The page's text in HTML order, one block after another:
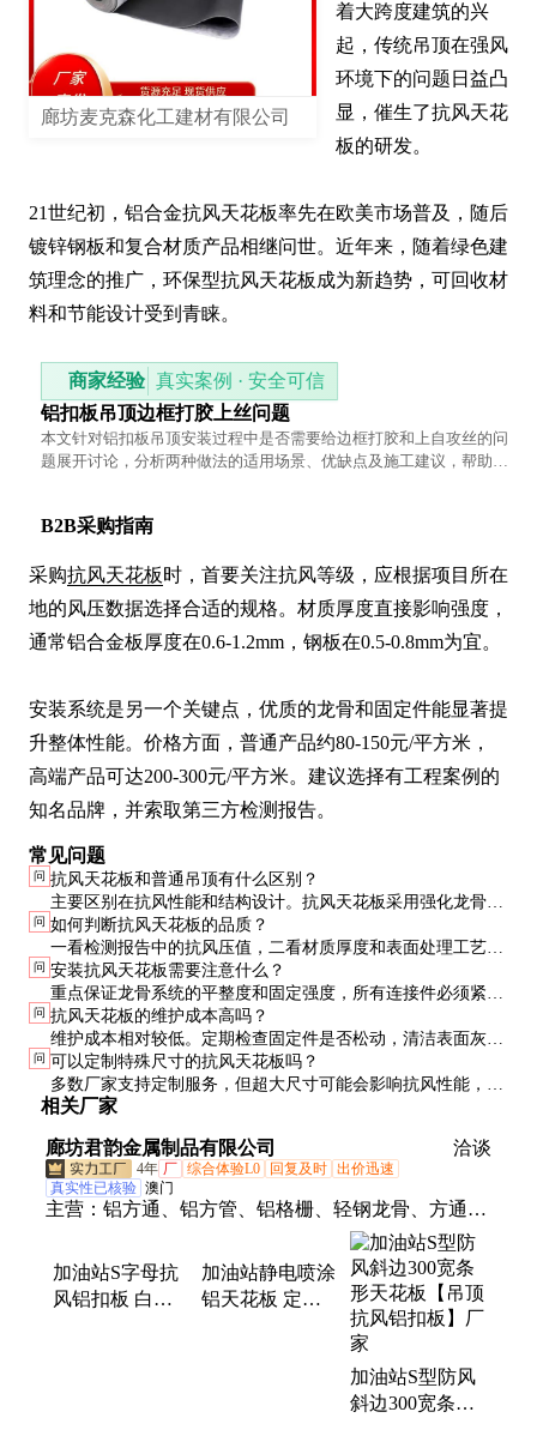
廊坊麦克森化工建材有限公司
着大跨度建筑的兴
起，传统吊顶在强风
环境下的问题日益凸
显，催生了抗风天花
板的研发。
21世纪初，铝合金抗风天花板率先在欧美市场普及，随后
镀锌钢板和复合材质产品相继问世。近年来，随着绿色建
筑理念的推广，环保型抗风天花板成为新趋势，可回收材
料和节能设计受到青睐。
商家经验 真实案例 · 安全可信
铝扣板吊顶边框打胶上丝问题
本文针对铝扣板吊顶安装过程中是否需要给边框打胶和上自攻丝的问
题展开讨论，分析两种做法的适用场景、优缺点及施工建议，帮助读
B2B采购指南
采购抗风天花板时，首要关注抗风等级，应根据项目所在
地的风压数据选择合适的规格。材质厚度直接影响强度，
通常铝合金板厚度在0.6-1.2mm，钢板在0.5-0.8mm为宜。
安装系统是另一个关键点，优质的龙骨和固定件能显著提
升整体性能。价格方面，普通产品约80-150元/平方米，
高端产品可达200-300元/平方米。建议选择有工程案例的
知名品牌，并索取第三方检测报告。
常见问题
问 抗风天花板和普通吊顶有什么区别？
主要区别在抗风性能和结构设计。抗风天花板采用强化龙骨和
特殊固定方式，能承受更大风压，而普通吊顶在强风环境下易
变形脱落。材质选择也更注重强度。
问 如何判断抗风天花板的品质？
一看检测报告中的抗风压值，二看材质厚度和表面处理工艺，
三看龙骨系统的设计合理性。建议实地考察工程案例，观察使
用效果。
问 安装抗风天花板需要注意什么？
重点保证龙骨系统的平整度和固定强度，所有连接件必须紧固
到位。安装前要准确测量空间尺寸，留出适当的伸缩缝。建议
由专业团队施工。
问 抗风天花板的维护成本高吗？
维护成本相对较低。定期检查固定件是否松动，清洁表面灰尘
即可。优质产品使用寿命可达10-15年，远高于普通吊顶。
问 可以定制特殊尺寸的抗风天花板吗？
多数厂家支持定制服务，但超大尺寸可能会影响抗风性能，需
要特别设计。定制周期通常比标准产品长2-3周，成本也会相
应增加。
相关厂家
廊坊君韵金属制品有限公司 洽谈
4年 厂 综合体验L0 回复及时 出价迅速
真实性已核验 澳门
主营： 铝方通、铝方管、铝格栅、轻钢龙骨、方通隔
断、隔墙龙骨、铝瓦楞板、铝条扣板、烤漆龙骨、铝
天花扣板、复合板墙幕、铝合金方通、铝扣板吊顶、
铝天花吊顶、防风条形扣板、镀锌龙骨吊顶、铝蜂窝
芯铝板、镀锌龙骨定制、阻燃铝板定制、网状方格天
花、铝瓦楞芯复合板、加油站吊顶扣板
加油站S字母抗
风铝扣板 白色
加油站静电喷涂
铝天花板 定制6
加油站S型防风
斜边300宽条形